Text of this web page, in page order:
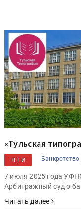
«Тульская
ТЕГИ Банкротство
7 июля 2025 года
Арбитражный суд о
Читать далее